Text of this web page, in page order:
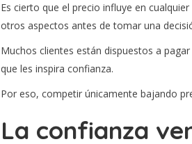
Es cierto que el precio influye en
otros aspectos antes de tomar una
Muchos clientes están dispuestos a
que les inspira confianza.
Por eso, competir únicamente bajando
La confianza